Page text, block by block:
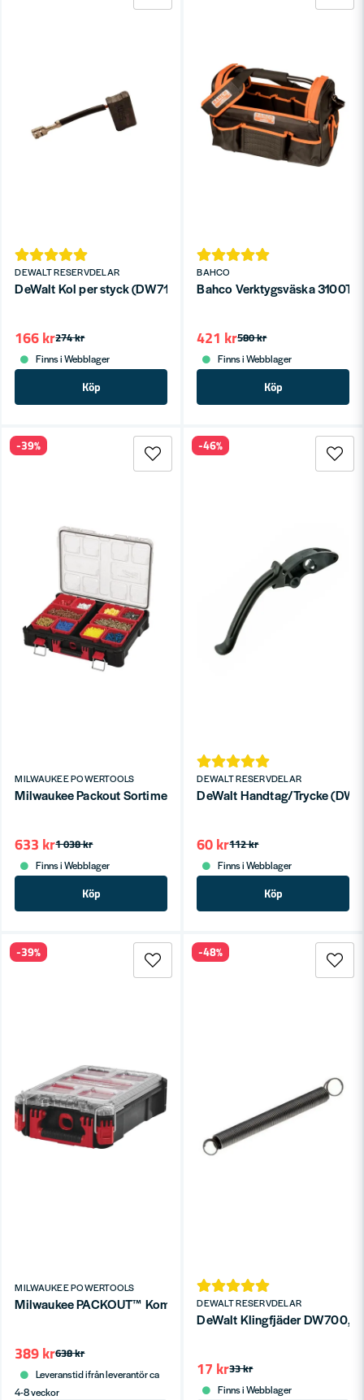
DEWALT RESERVDELAR
DeWalt Kol per styck (DW717 DWS780 DW708 DW712)
274 kr
166 kr
Finns i Webblager
Köp
BAHCO
Bahco Verktygsväska
580 kr
421 kr
Finns i Webblager
Köp
MILWAUKEE POWERTOOLS
Milwaukee Packout Sortimentslåda Stor 500x380x120mm
1 038 kr
633 kr
Finns i Webblager
Köp
-39%
DEWALT RESERVDELAR
DeWalt Handtag/Trycke
112 kr
60 kr
Finns i Webblager
Köp
-46%
MILWAUKEE POWERTOOLS
Milwaukee PACKOUT™ Kompakt Sortimentbox
638 kr
389 kr
Leveranstid ifrån leverantör ca
4-8 veckor
-39%
DEWALT RESERVDELAR
DeWalt Klingfjäder DW700,
33 kr
17 kr
Finns i Webblager
-48%